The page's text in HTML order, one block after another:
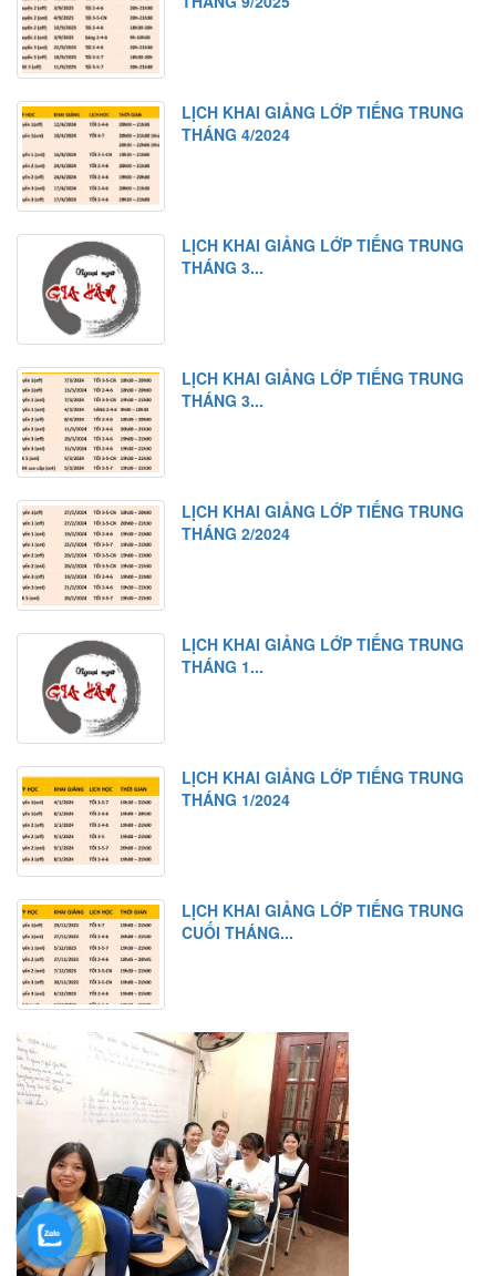
Bài tập nghe hiểu
Bài 9
Từ mới
Chữ Hán
Ngữ pháp
Bài khóa
Luyện tập
Bài tập nghe hiểu
Bài 10
Từ mới
Chữ Hán
Ngữ pháp 1
Ngữ pháp 2
Bài tập nghe hiểu
Bài 11
Từ mới
Chữ Hán
Ngữ pháp 1
Ngữ pháp 2
Bài khóa
Bài tập nghe hiểu
Bài 12
Từ mới
Chữ Hán
Ngữ pháp 1
Ngữ pháp 2
Bài khóa
Bài tập nghe hiểu
LỊCH KHAI GIẢNG LỚP TIẾNG TRUNG
THÁNG 4/2024
LỊCH KHAI GIẢNG LỚP TIẾNG TRUNG
THÁNG 3...
LỊCH KHAI GIẢNG LỚP TIẾNG TRUNG
THÁNG 3...
LỊCH KHAI GIẢNG LỚP TIẾNG TRUNG
THÁNG 2/2024
LỊCH KHAI GIẢNG LỚP TIẾNG TRUNG
THÁNG 1...
LỊCH KHAI GIẢNG LỚP TIẾNG TRUNG
THÁNG 1/2024
LỊCH KHAI GIẢNG LỚP TIẾNG TRUNG
CUỐI THÁNG...